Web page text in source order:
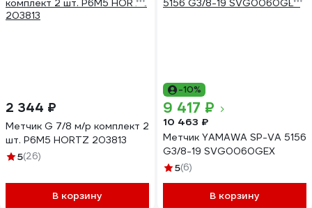
2 344 ₽
Метчик G 7/8 м/р комплект 2
шт. Р6М5 HORTZ 203813
5(26)
В корзину
-10%
9 417 ₽
10 463 ₽
Метчик YAMAWA SP-VA 5156
G3/8-19 SVG0060GEX
5(6)
В корзину